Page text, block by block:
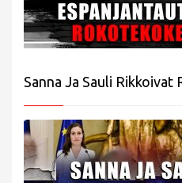
Sanna Ja Sauli Rikkoivat